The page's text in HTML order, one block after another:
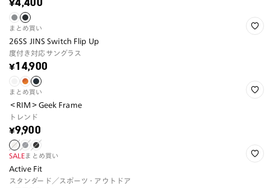
¥4,400
まとめ買い
26SS JINS Switch Flip Up
度付き対応サングラス
¥14,900
まとめ買い
＜RIM＞Geek Frame
トレンド
¥9,900
SALEまとめ買い
Active Fit
スタンダード／スポーツ・アウトドア